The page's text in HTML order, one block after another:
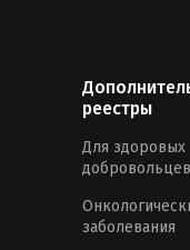
реестры
Для здоровых
добровольцев
заболевания